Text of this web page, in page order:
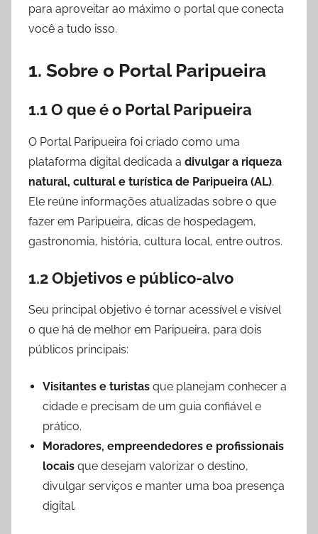
para aproveitar ao máximo o portal que conecta
você a tudo isso.
1. Sobre o Portal Paripueira
1.1 O que é o Portal Paripueira
O Portal Paripueira foi criado como uma
plataforma digital dedicada a divulgar a riqueza
natural, cultural e turística de Paripueira (AL).
Ele reúne informações atualizadas sobre o que
fazer em Paripueira, dicas de hospedagem,
gastronomia, história, cultura local, entre outros.
1.2 Objetivos e público-alvo
Seu principal objetivo é tornar acessível e visível
o que há de melhor em Paripueira, para dois
públicos principais:
Visitantes e turistas que planejam conhecer a
cidade e precisam de um guia confiável e
prático.
Moradores, empreendedores e profissionais
locais que desejam valorizar o destino,
divulgar serviços e manter uma boa presença
digital.